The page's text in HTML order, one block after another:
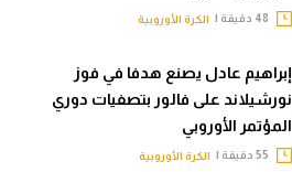
الكرة الأوروبية
إبراهيم عادل يصنع هدفا في فوز
نورشيلاند على فالور بتصفيات دوري
المؤتمر الأوروبي
الكرة الأوروبية